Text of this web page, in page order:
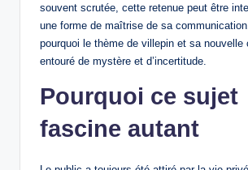
souvent scrutée, cette retenue peut être
une forme de maîtrise de sa
pourquoi le thème de villepin et sa nouvelle
entouré de mystère et d’incertitude.
Pourquoi ce sujet
fascine autant